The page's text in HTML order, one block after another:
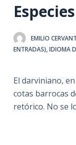
Especies
EMILIO
ENTRADAS),IDIOMA
El darviniano,
cotas barrocas
retórico. No se